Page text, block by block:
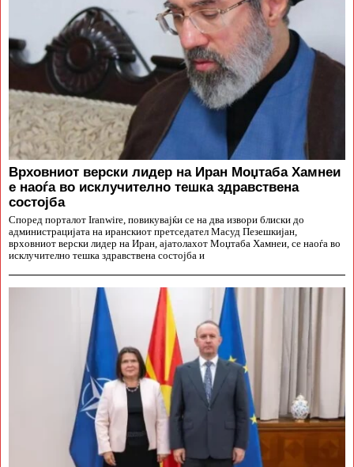
Врховниот верски лидер на Иран Моџтаба Хамнеи
е наоѓа во исклучително тешка здравствена
состојба
Според порталот Iranwire, повикувајќи се на два извори блиски до
администрацијата на иранскиот претседател Масуд Пезешкијан,
врховниот верски лидер на Иран, ајатолахот Моџтаба Хамнеи, се наоѓа во
исклучително тешка здравствена состојба и